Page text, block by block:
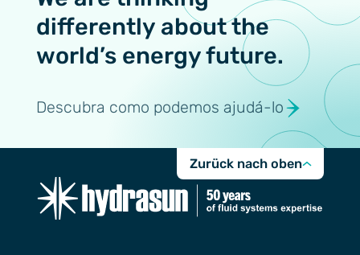
differently about the
world’s energy future.
Descubra como podemos ajudá-lo
Zurück nach oben